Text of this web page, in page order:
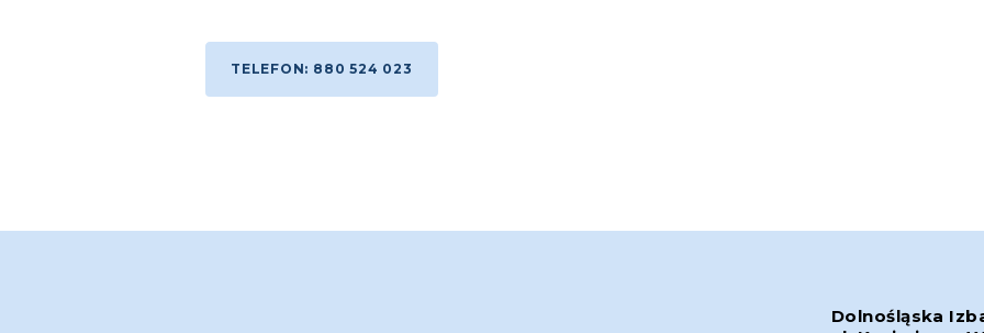
TELEFON: 880 524 023
Dolnośląska